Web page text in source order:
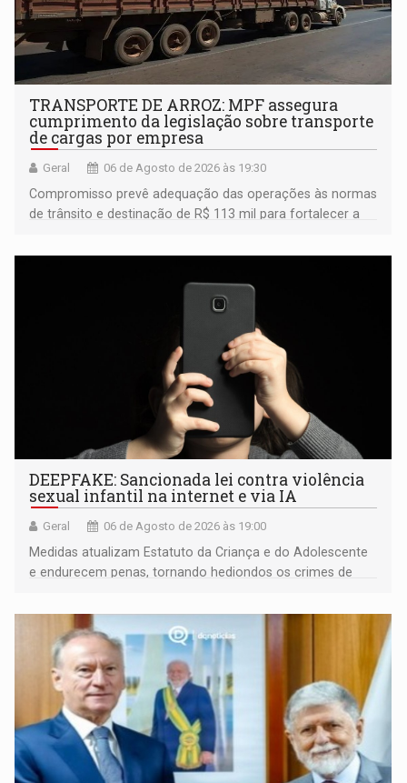
TRANSPORTE DE ARROZ: MPF assegura
cumprimento da legislação sobre transporte
de cargas por empresa
Geral 06 de Agosto de 2026 às 19:30
Compromisso prevê adequação das operações às normas
de trânsito e destinação de R$ 113 mil para fortalecer a
DEEPFAKE: Sancionada lei contra violência
sexual infantil na internet e via IA
Geral 06 de Agosto de 2026 às 19:00
Medidas atualizam Estatuto da Criança e do Adolescente
e endurecem penas, tornando hediondos os crimes de